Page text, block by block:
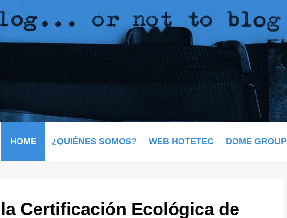
HOME ¿QUIÉNES SOMOS? WEB HOTETEC DOME GROUP
Certificación Ecológica de